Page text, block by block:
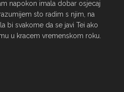
napokon imala dobar osjecaj
sto radim s njim, na
bi svakome da se javi Tei ako
u kracem vremenskom roku.